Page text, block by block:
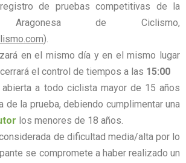
de pruebas competitivas de la
Aragonesa de Ciclismo,
).
en el mismo día y en el mismo lugar
el control de tiempos a las 15:00
a todo ciclista mayor de 15 años
de la prueba, debiendo cumplimentar una
los menores de 18 años.
de dificultad media/alta por lo
se compromete a haber realizado un